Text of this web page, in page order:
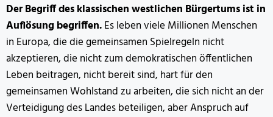
Der Begriff des klassischen westlichen Bürgertums ist in
Auflösung begriffen.Es leben viele Millionen Menschen
in Europa, die die gemeinsamen Spielregeln nicht
akzeptieren, die nicht zum demokratischen öffentlichen
Leben beitragen, nicht bereit sind, hart für den
gemeinsamen Wohlstand zu arbeiten, die sich nicht an der
Verteidigung des Landes beteiligen, aber Anspruch auf